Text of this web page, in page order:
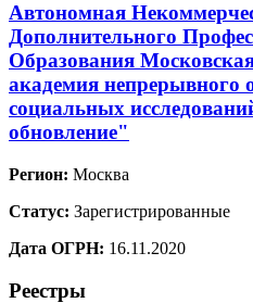
Автономная
Дополнительного
Образования
академия непрерывного
социальных
обновление"
Регион: Москва
Статус: Зарегистрированные
Дата ОГРН: 16.11.2020
Реестры